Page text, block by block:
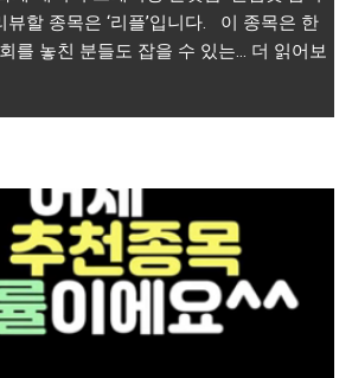
할 종목은 ‘리플’입니다. 이 종목은 한
를 놓친 분들도 잡을 수 있는… 더 읽어보